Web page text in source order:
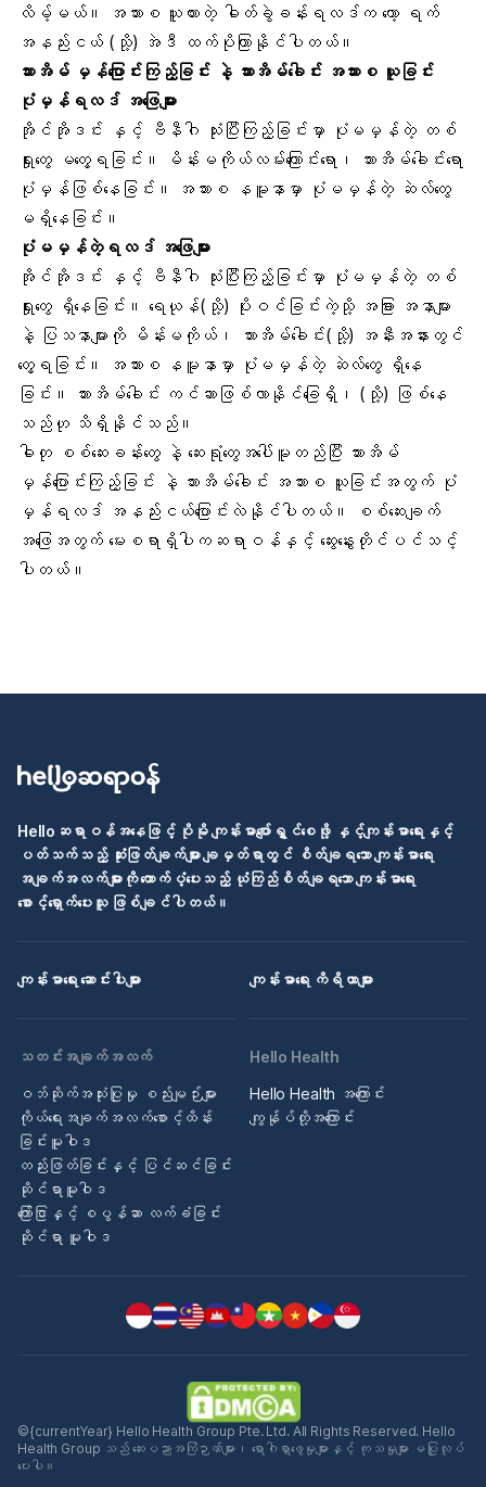
လိမ့်မယ်။ အသားစ ယူထားတဲ့ ဓါတ်ခွဲခန်းရလဒ်က တော့ ရက်
အနည်းငယ် (သို့) အဲဒီ ထက်ပိုကြာနိုင်ပါတယ်။
သားအိမ် မှန်ပြောင်းကြည့်ခြင်း နဲ့ သားအိမ်ခေါင်း အသားစ ယူခြင်း
ပုံမှန်ရလဒ် အဖြေများ
အိုင်အိုဒင်း နှင့် ဗီနီဂါ သုံးပြီးကြည့်ခြင်းမှာ ပုံမမှန်တဲ့ တစ်
ရှုးတွေ မတွေ့ရခြင်း။ မိန်းမကိုယ်လမ်းကြောင်းရော၊ သားအိမ်ခေါင်းရော
ပုံမှန်ဖြစ်နေခြင်း။ အသားစ နမူနာမှာ ပုံမမှန်တဲ့ ဆဲလ်တွေ
မရှိနေခြင်း။
ပုံမမှန်တဲ့ရလဒ် အဖြေများ
အိုင်အိုဒင်း နှင့် ဗီနီဂါ သုံးပြီးကြည့်ခြင်းမှာ ပုံမမှန်တဲ့ တစ်
ရှုးတွေ ရှိနေခြင်း။ ရေယုန်(သို့) ပိုးဝင်ခြင်းကဲ့သို့ အခြား အနာများ
နဲ့ ပြသနာများကို မိန်းမကိုယ်၊ သားအိမ်ခေါင်း(သို့) အနီးအနားတွင်
တွေ့ရခြင်း။ အသားစ နမူနာမှာ ပုံမမှန်တဲ့ ဆဲလ်တွေ ရှိနေ
ခြင်း။ သားအိမ်ခေါင်း ကင်ဆာဖြစ်လာနိုင်ခြေရှိ၊ (သို့) ဖြစ်နေ
သည်ဟု သိရှိနိုင်သည်။
ဓါတု စစ်ဆေးခန်းတွေ နဲ့ ဆေးရုံတွေအပေါ်မူတည်ပြီး သားအိမ်
မှန်ပြောင်းကြည့်ခြင်း နဲ့ သားအိမ်ခေါင်း အသားစ ယူခြင်းအတွက် ပုံ
မှန်ရလဒ် အနည်းငယ်ပြောင်းလဲနိုင်ပါတယ်။ စစ်ဆေးချက်
အဖြေအတွက် မေးစရာရှိပါကဆရာဝန်နှင့် ဆွေးနွေးတိုင်ပင်သင့်
ပါတယ်။
Helloဆရာဝန်အနေဖြင့် ပိုမို ကျန်းမာပျော်ရွှင်စေဖို့ နှင့်ကျန်းမာရေးနှင့်
ပတ်သက်သည့် ဆုံးဖြတ်ချက်များ ချမှတ်ရာတွင် စိတ်ချရသော ကျန်းမာရေး
အချက်အလက်များကို ထောက်ပံ့ပေးသည့် ယုံကြည်စိတ်ချရသော ကျန်းမာရေး
စောင့်ရှောက်ပေးသူ ဖြစ်ချင်ပါတယ်။
ကျန်းမာရေး ဆောင်းပါးများ ကျန်းမာရေး ကိရိယာများ
သတင်းအချက်အလက်
ဝဘ်ဆိုက်အသုံးပြုမှု စည်းမျဉ်းများ
ကိုယ်ရေးအချက်အလက်စောင့်ထိန်း
ခြင်းမူဝါဒ
တည်းဖြတ်ခြင်းနှင့် ပြင်ဆင်ခြင်း
ဆိုင်ရာမူဝါဒ
ကြော်ငြာနှင့် စပွန်ဆာ လက်ခံခြင်း
ဆိုင်ရာ မူဝါဒ
Hello Health
Hello Health အကြောင်း
ကျွန်ုပ်တို့အကြောင်း
©{currentYear} Hello Health Group Pte. Ltd. All Rights Reserved. Hello
Health Group သည် ဆေးပညာအကြံဉာဏ်များ၊ ရောဂါရှာဖွေမှုများနှင့် ကုသမှုများ မပြုလုပ်
ပေးပါ။